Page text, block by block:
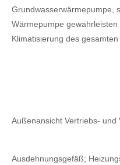
Grundwasserwärmepumpe,
Wärmepumpe
Klimatisierung des gesamten
Außenansicht Vertriebs- und
Ausdehnungsgefäß;